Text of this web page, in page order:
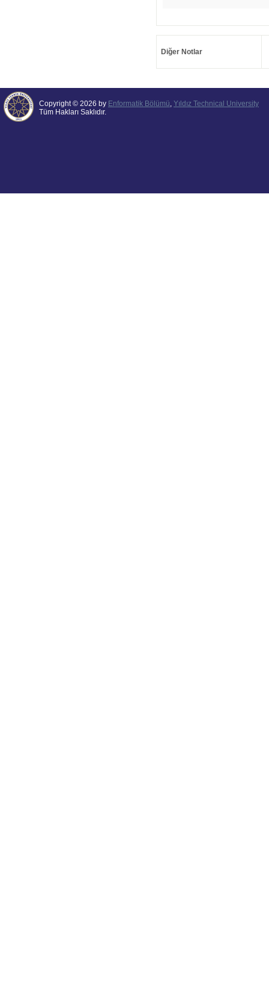
Diğer Notlar
Copyright © 2026 by Enformatik Bölümü, Yıldız Technical University
Tüm Hakları Saklıdır.